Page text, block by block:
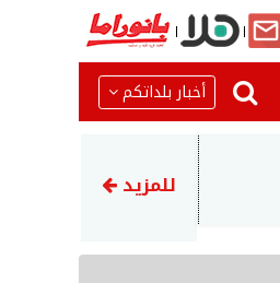
أخبار بلداتكم
إيران تهدد بمهاجمة دول
للمزيد